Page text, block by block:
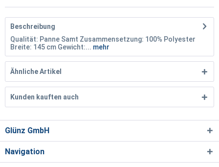
Beschreibung
Qualität: Panne Samt Zusammensetzung: 100% Polyester
Breite: 145 cm Gewicht:... mehr
Ähnliche Artikel
Kunden kauften auch
Glünz GmbH
Navigation